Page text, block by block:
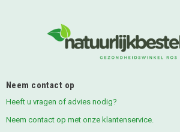
Neem contact op
Heeft u vragen of advies nodig?
Neem contact op met onze klantenservice.